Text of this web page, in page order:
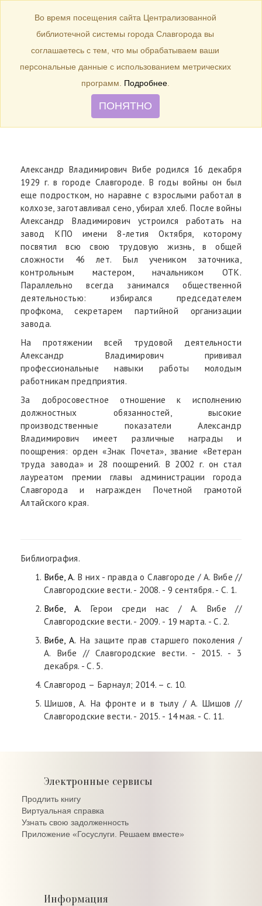
Toggle
navigation
БИБЛИОТЕКА
16 декабря 1929 г. – 95 лет со
дня рождения Почетного
гражданина города Славгорода
Александр Владимирович Вибе родился 16 декабря
1929 г. в городе Славгороде. В годы войны он был
еще подростком, но наравне с взрослыми работал в
колхозе, заготавливал сено, убирал хлеб. После войны
Александр Владимирович устроился работать на
завод КПО имени 8-летия Октября, которому
посвятил всю свою трудовую жизнь, в общей
сложности 46 лет. Был учеником заточника,
контрольным мастером, начальником ОТК.
Параллельно всегда занимался общественной
деятельностью: избирался председателем
профкома, секретарем партийной организации
завода.
На протяжении всей трудовой деятельности
Александр Владимирович прививал
профессиональные навыки работы молодым
работникам предприятия.
За добросовестное отношение к исполнению
должностных обязанностей, высокие
производственные показатели Александр
Владимирович имеет различные награды и
поощрения: орден «Знак Почета», звание «Ветеран
труда завода» и 28 поощрений. В 2002 г. он стал
лауреатом премии главы администрации города
Славгорода и награжден Почетной грамотой
Алтайского края.
Библиография.
Вибе, А. В них - правда о Славгороде / А. Вибе //
Славгородские вести. - 2008. - 9 сентября. - С. 1.
Вибе, А. Герои среди нас / А. Вибе //
Славгородские вести. - 2009. - 19 марта. - С. 2.
Вибе, А. На защите прав старшего поколения /
А. Вибе // Славгородские вести. - 2015. - 3
декабря. - С. 5.
Славгород – Барнаул; 2014. – с. 10.
Шишов, А. На фронте и в тылу / А. Шишов //
Славгородские вести. - 2015. - 14 мая. - С. 11.
Электронные сервисы
Продлить книгу
Виртуальная справка
Узнать свою задолженность
Приложение «Госуслуги. Решаем вместе»
Информация
Во время посещения сайта Централизованной
библиотечной системы города Славгорода вы
соглашаетесь с тем, что мы обрабатываем ваши
персональные данные с использованием метрических
программ. Подробнее.
ПОНЯТНО